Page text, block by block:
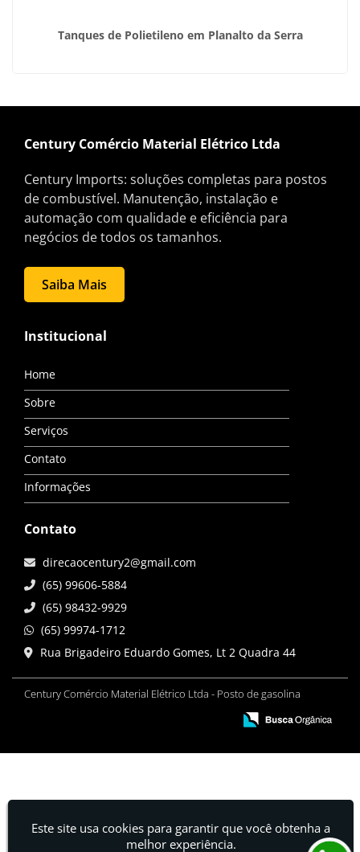
Tanques de Polietileno em Planalto da Serra
Century Comércio Material Elétrico Ltda
Century Imports: soluções completas para postos
de combustível. Manutenção, instalação e
automação com qualidade e eficiência para
negócios de todos os tamanhos.
Saiba Mais
Institucional
Home
Sobre
Serviços
Contato
Informações
Contato
direcaocentury2@gmail.com
(65) 99606-5884
(65) 98432-9929
(65) 99974-1712
Rua Brigadeiro Eduardo Gomes, Lt 2 Quadra 44
Century Comércio Material Elétrico Ltda - Posto de gasolina
Este site usa cookies para garantir que você obtenha a
melhor experiência.